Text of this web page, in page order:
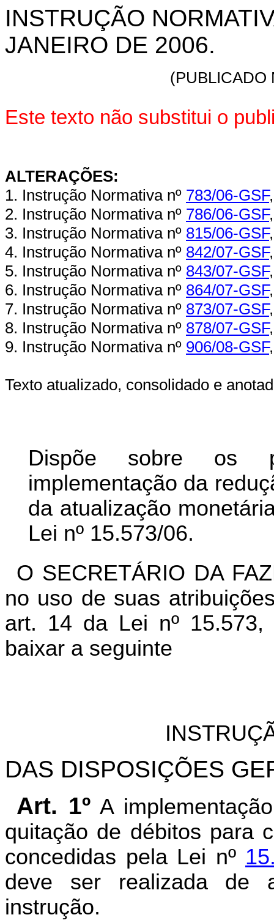
INSTRUÇÃO
JANEIRO DE 2006.
(PUBLICADO
Este texto não substitui o
ALTERAÇÕES:
1. Instrução Normativa nº 783/06-GSF
2. Instrução Normativa nº 786/06-GSF
3. Instrução Normativa nº 815/06-GSF
4. Instrução Normativa nº 842/07-GSF
5. Instrução Normativa nº 843/07-GSF
6. Instrução Normativa nº 864/07-GSF
7. Instrução Normativa nº 873/07-GSF
8. Instrução Normativa nº 878/07-GSF
9. Instrução Normativa nº 906/08-GSF
Texto atualizado, consolidado e
Dispõe sobre os
implementação da
da atualização
Lei nº 15.573/06.
O SECRETÁRIO DA
no uso de suas
art. 14 da Lei nº
baixar a seguinte
DAS DISPOSIÇÕES
Art. 1ºA
quitação de débitos para
concedidas pela Lei nº
deve ser realizada de
instrução.